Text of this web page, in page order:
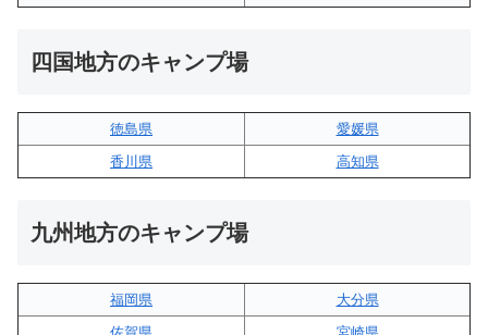
四国地方のキャンプ場
徳島県
愛媛県
香川県
高知県
九州地方のキャンプ場
福岡県
大分県